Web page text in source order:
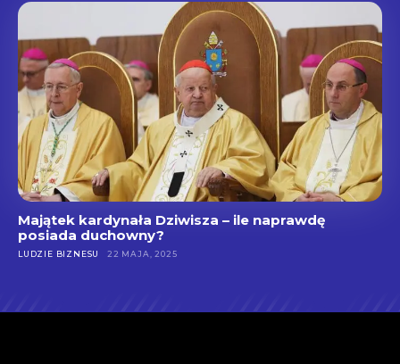
Majątek kardynała Dziwisza – ile naprawdę
posiada duchowny?
LUDZIE BIZNESU 22 MAJA, 2025